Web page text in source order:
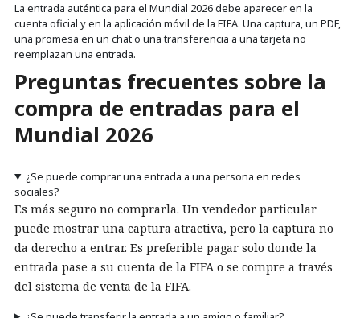
La entrada auténtica para el Mundial 2026 debe aparecer en la
cuenta oficial y en la aplicación móvil de la FIFA. Una captura, un PDF,
una promesa en un chat o una transferencia a una tarjeta no
reemplazan una entrada.
Preguntas frecuentes sobre la
compra de entradas para el
Mundial 2026
¿Se puede comprar una entrada a una persona en redes
sociales?
Es más seguro no comprarla. Un vendedor particular
puede mostrar una captura atractiva, pero la captura no
da derecho a entrar. Es preferible pagar solo donde la
entrada pase a su cuenta de la FIFA o se compre a través
del sistema de venta de la FIFA.